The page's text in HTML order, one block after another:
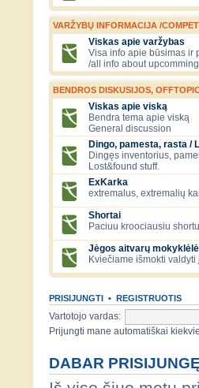
VARŽYBŲ INFORMACIJA /
Viskas apie varžybas
Visa info apie būsimas ir
/all info about
BENDROS DISKUSIJOS,
Viskas apie viską
Bendra tema apie viską
General discussion
Dingo, pamesta, rasta /
Dingęs inventorius,
Lost&found stuff.
ExKarka
extremalus, extremalių
Shortai
Paciuu kroociausiu
Jėgos aitvarų mokyklėlė
Kviečiame išmokti
PRISIJUNGTI • REGISTRUOTIS
Vartotojo vardas:
Prijungti mane automatiškai
DABAR